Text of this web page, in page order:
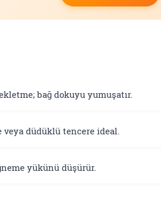
bağ dokuyu yumuşatır.
veya düdüklü tencere ideal.
yükünü düşürür.